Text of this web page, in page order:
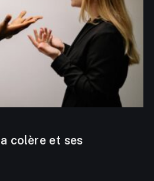
colère et ses